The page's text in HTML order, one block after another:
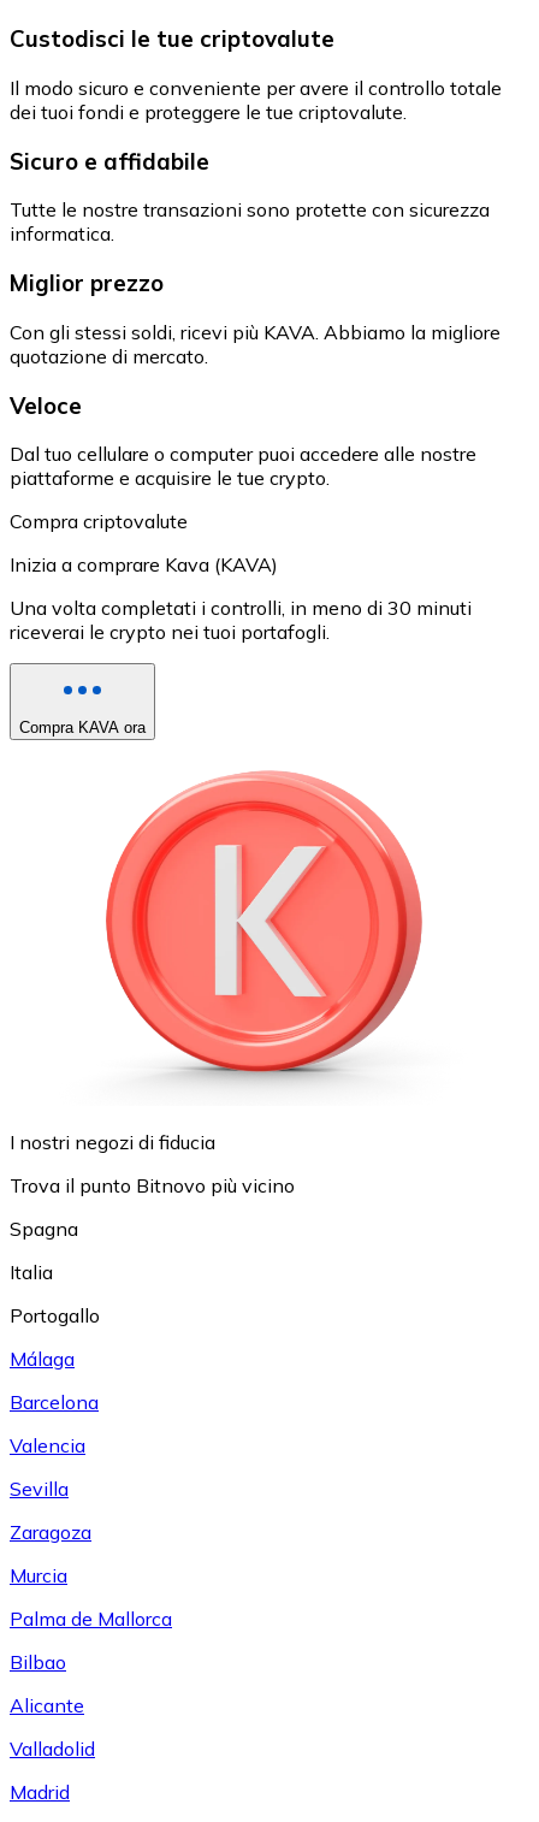
Custodisci le tue criptovalute
Il modo sicuro e conveniente per avere il controllo totale
dei tuoi fondi e proteggere le tue criptovalute.
Sicuro e affidabile
Tutte le nostre transazioni sono protette con sicurezza
informatica.
Miglior prezzo
Con gli stessi soldi, ricevi più KAVA. Abbiamo la migliore
quotazione di mercato.
Veloce
Dal tuo cellulare o computer puoi accedere alle nostre
piattaforme e acquisire le tue crypto.
Compra criptovalute
Inizia a comprare Kava (KAVA)
Una volta completati i controlli, in meno di 30 minuti
riceverai le crypto nei tuoi portafogli.
Compra KAVA ora
I nostri negozi di fiducia
Trova il punto Bitnovo più vicino
Spagna
Italia
Portogallo
Málaga
Barcelona
Valencia
Sevilla
Zaragoza
Murcia
Palma de Mallorca
Bilbao
Alicante
Valladolid
Madrid